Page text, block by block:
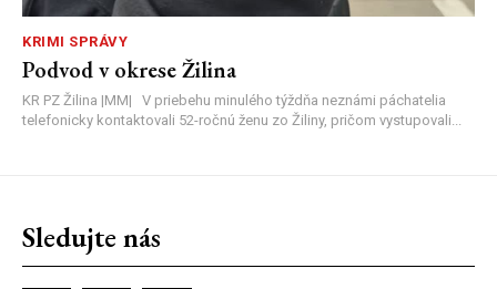
KRIMI SPRÁVY
Podvod v okrese Žilina
KR PZ Žilina |MM| V priebehu minulého týždňa neznámi páchatelia
telefonicky kontaktovali 52-ročnú ženu zo Žiliny, pričom vystupovali...
Sledujte nás